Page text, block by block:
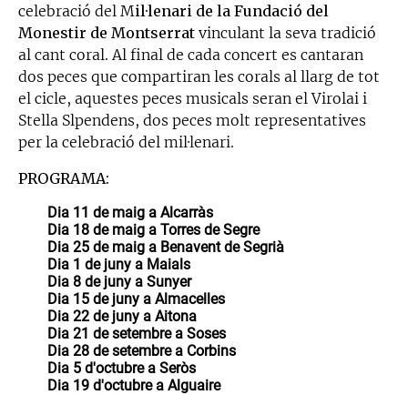
celebració del Mil·lenari de la Fundació del
Monestir de Montserrat vinculant la seva tradició
al cant coral. Al final de cada concert es cantaran
dos peces que compartiran les corals al llarg de tot
el cicle, aquestes peces musicals seran el Virolai i
Stella Slpendens, dos peces molt representatives
per la celebració del mil·lenari.
PROGRAMA:
Dia 11 de maig a Alcarràs
Dia 18 de maig a Torres de Segre
Dia 25 de maig a Benavent de Segrià
Dia 1 de juny a Maials
Dia 8 de juny a Sunyer
Dia 15 de juny a Almacelles
Dia 22 de juny a Aitona
Dia 21 de setembre a Soses
Dia 28 de setembre a Corbins
Dia 5 d'octubre a Seròs
Dia 19 d'octubre a Alguaire